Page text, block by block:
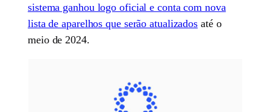
sistema ganhou logo oficial e conta com nova
lista de aparelhos que serão atualizados até o
meio de 2024.